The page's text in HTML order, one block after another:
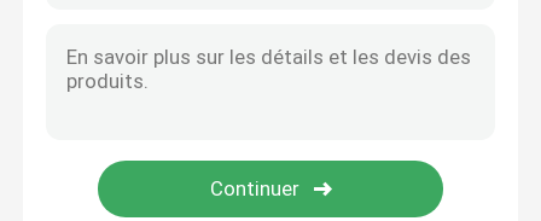
Alliage de Hastelloy
Alliage d'Inconel